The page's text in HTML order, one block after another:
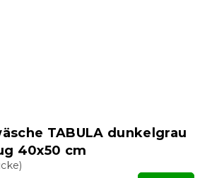
TABULA dunkelgrau
40x50 cm